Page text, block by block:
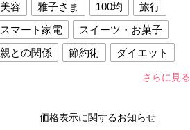
美容 雅子さま 100均
旅行
スマート家電
スイーツ・お菓子
親との関係
節約術
ダイエット
夫との関係
新津春子 どか食い
さらに見る
価格表示に関するお知らせ